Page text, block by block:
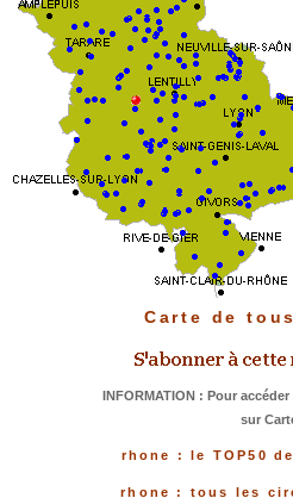
Carte de
INFORMATION : Pour
sur
rhone : le TOP50
rhone : tous les